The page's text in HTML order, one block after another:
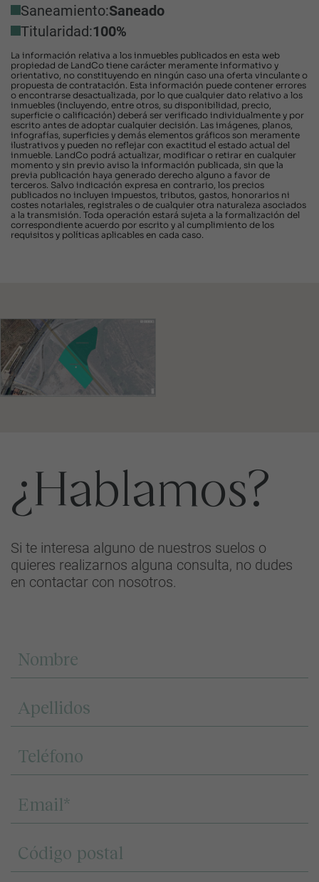
Saneamiento:Saneado
Titularidad:100%
La información relativa a los inmuebles publicados en esta web
propiedad de LandCo tiene carácter meramente informativo y
orientativo, no constituyendo en ningún caso una oferta vinculante o
propuesta de contratación. Esta información puede contener errores
o encontrarse desactualizada, por lo que cualquier dato relativo a los
inmuebles (incluyendo, entre otros, su disponibilidad, precio,
superficie o calificación) deberá ser verificado individualmente y por
escrito antes de adoptar cualquier decisión. Las imágenes, planos,
infografías, superficies y demás elementos gráficos son meramente
ilustrativos y pueden no reflejar con exactitud el estado actual del
inmueble. LandCo podrá actualizar, modificar o retirar en cualquier
momento y sin previo aviso la información publicada, sin que la
previa publicación haya generado derecho alguno a favor de
terceros. Salvo indicación expresa en contrario, los precios
publicados no incluyen impuestos, tributos, gastos, honorarios ni
costes notariales, registrales o de cualquier otra naturaleza asociados
a la transmisión. Toda operación estará sujeta a la formalización del
correspondiente acuerdo por escrito y al cumplimiento de los
requisitos y políticas aplicables en cada caso.
¿Hablamos?
Si te interesa alguno de nuestros suelos o
quieres realizarnos alguna consulta, no dudes
en contactar con nosotros.